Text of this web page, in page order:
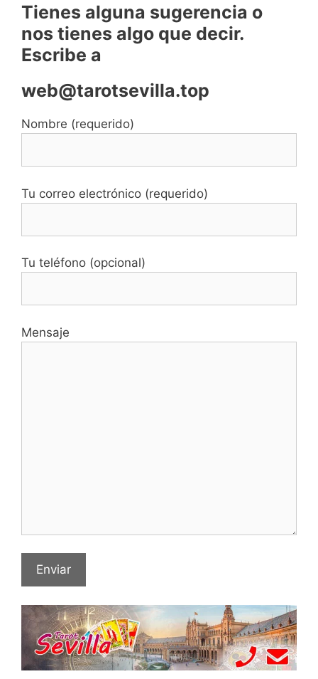
Tienes alguna sugerencia o
nos tienes algo que decir.
Escribe a
web@tarotsevilla.top
Nombre (requerido)
Tu correo electrónico (requerido)
Tu teléfono (opcional)
Mensaje